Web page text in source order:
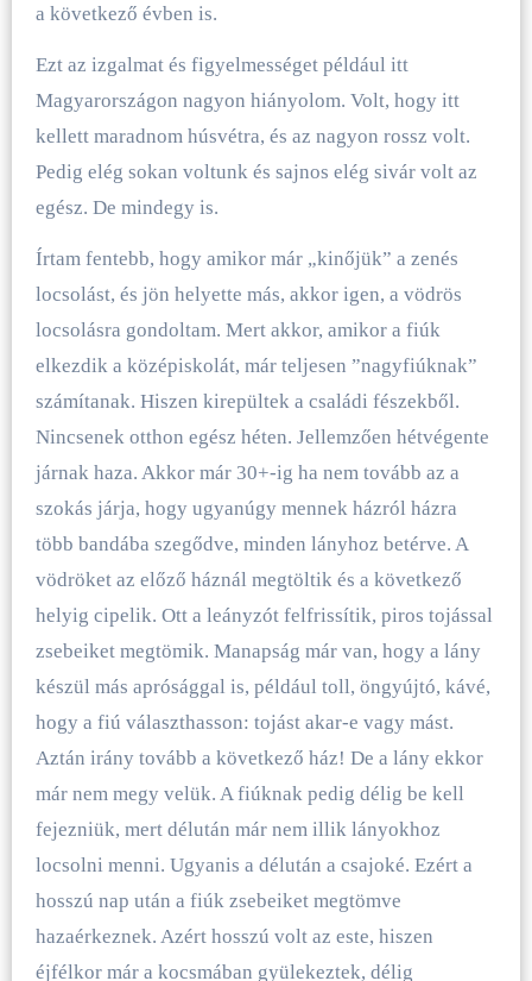
a következő évben is.
Ezt az izgalmat és figyelmességet például itt
Magyarországon nagyon hiányolom. Volt, hogy itt
kellett maradnom húsvétra, és az nagyon rossz volt.
Pedig elég sokan voltunk és sajnos elég sivár volt az
egész. De mindegy is.
Írtam fentebb, hogy amikor már „kinőjük” a zenés
locsolást, és jön helyette más, akkor igen, a vödrös
locsolásra gondoltam. Mert akkor, amikor a fiúk
elkezdik a középiskolát, már teljesen ”nagyfiúknak”
számítanak. Hiszen kirepültek a családi fészekből.
Nincsenek otthon egész héten. Jellemzően hétvégente
járnak haza. Akkor már 30+-ig ha nem tovább az a
szokás járja, hogy ugyanúgy mennek házról házra
több bandába szegődve, minden lányhoz betérve. A
vödröket az előző háznál megtöltik és a következő
helyig cipelik. Ott a leányzót felfrissítik, piros tojással
zsebeiket megtömik. Manapság már van, hogy a lány
készül más aprósággal is, például toll, öngyújtó, kávé,
hogy a fiú választhasson: tojást akar-e vagy mást.
Aztán irány tovább a következő ház! De a lány ekkor
már nem megy velük. A fiúknak pedig délig be kell
fejezniük, mert délután már nem illik lányokhoz
locsolni menni. Ugyanis a délután a csajoké. Ezért a
hosszú nap után a fiúk zsebeiket megtömve
hazaérkeznek. Azért hosszú volt az este, hiszen
éjfélkor már a kocsmában gyülekeztek, délig